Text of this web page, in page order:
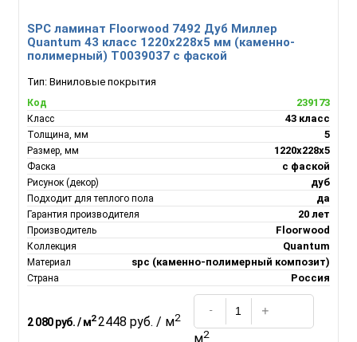
SPC ламинат Floorwood 7492 Дуб Миллер
Quantum 43 класс 1220х228х5 мм (каменно-
полимерный) Т0039037 с фаской
Тип: Виниловые покрытия
Код 239173
Класс 43 класс
Толщина, мм 5
Размер, мм 1220х228х5
Фаска с фаской
Рисунок (декор) дуб
Подходит для теплого пола да
Гарантия производителя 20 лет
Производитель Floorwood
Коллекция Quantum
Материал spc (каменно-полимерный композит)
Страна Россия
2 080 руб. / м22448 руб. / м2
м2